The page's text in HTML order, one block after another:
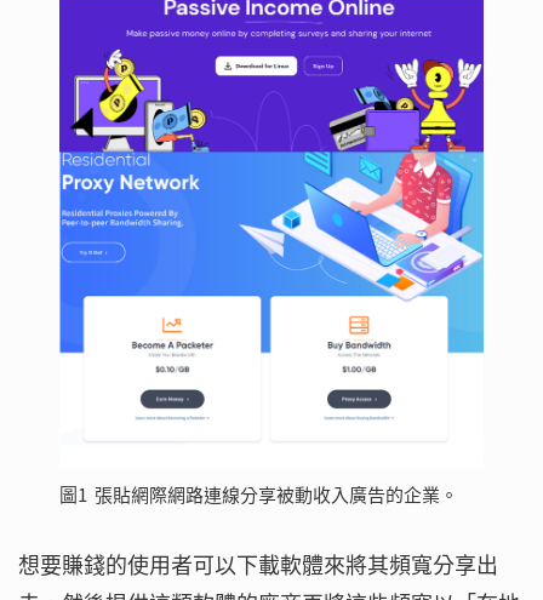
圖1 張貼網際網路連線分享被動收入廣告的企業。
想要賺錢的使用者可以下載軟體來將其頻寬分享出